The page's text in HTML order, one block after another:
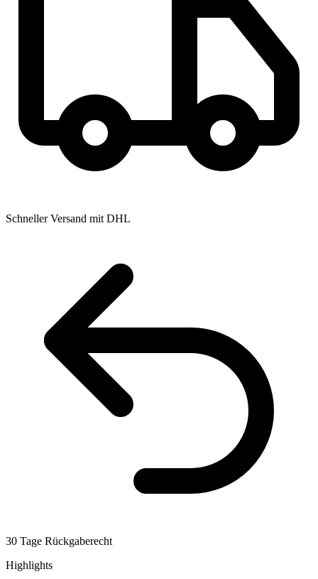
Schneller Versand mit DHL
30 Tage Rückgaberecht
Highlights